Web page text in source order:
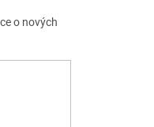
o nových